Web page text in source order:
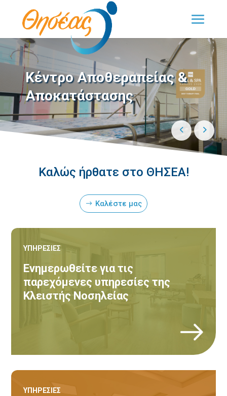
Κέντρο Αποθεραπείας &
Αποκατάστασης
Καλώς ήρθατε στο ΘΗΣΕΑ!
Καλέστε μας
ΥΠΗΡΕΣΙΕΣ
Ενημερωθείτε για τις
παρεχόμενες υπηρεσίες της
Κλειστής Νοσηλείας
Κ
ΥΠΗΡΕΣΙΕΣ